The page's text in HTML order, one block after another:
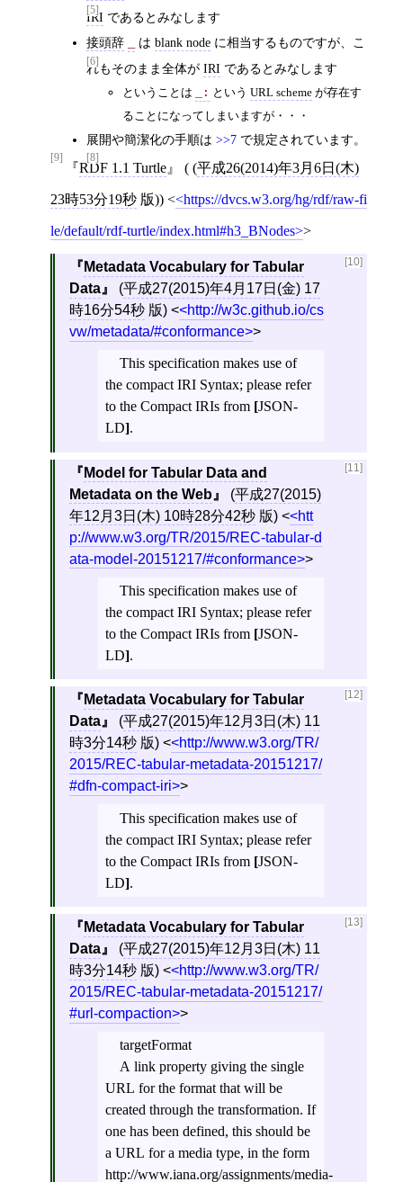
[5]
IRI であるとみなします
[6]
接頭辞 は blank node に相当するものですが、こ
れもそのまま全体が IRI であるとみなします
ということは _: という URL scheme が存在す
ることになってしまいますが・・・
[8]
展開や簡潔化の手順は >>7 で規定されています。
[9]
RDF 1.1 Turtle ( (平成26(2014)年3月6日(木)
23時53分19秒 版)) < https://dvcs.w3.org/hg/rdf/raw-fi
le/default/rdf-turtle/index.html#h3_BNodes >
[10]
Metadata Vocabulary for Tabular
Data
(平成27(2015)年4月17日(金) 17
時16分54秒版) < http://w3c.github.io/cs
vw/metadata/#conformance >
This specification makes use of
the compact IRI Syntax; please refer
to the Compact IRIs from [JSON-
LD].
[11]
Model for Tabular Data and
Metadata on the Web
(平成27(2015)
年12月3日(木) 10時28分42秒版) < htt
p://www.w3.org/TR/2015/REC-tabular-d
ata-model-20151217/#conformance >
This specification makes use of
the compact IRI Syntax; please refer
to the Compact IRIs from [JSON-
LD].
[12]
Metadata Vocabulary for Tabular
Data
(平成27(2015)年12月3日(木) 11
時3分14秒版) < http://www.w3.org/TR/
2015/REC-tabular-metadata-20151217/
#dfn-compact-iri >
This specification makes use of
the compact IRI Syntax; please refer
to the Compact IRIs from [JSON-
LD].
[13]
Metadata Vocabulary for Tabular
Data
(平成27(2015)年12月3日(木) 11
時3分14秒版) < http://www.w3.org/TR/
2015/REC-tabular-metadata-20151217/
#url-compaction >
targetFormat
A link property giving the single
URL for the format that will be
created through the transformation. If
one has been defined, this should be
a URL for a media type, in the form
http://www.iana.org/assignments/media-